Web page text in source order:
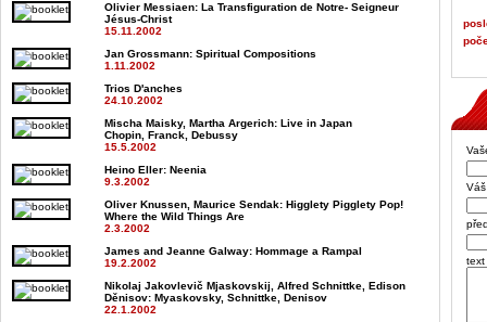
Olivier Messiaen: La Transfiguration de Notre- Seigneur
Jésus-Christ
15.11.2002
Jan Grossmann: Spiritual Compositions
1.11.2002
Trios D'anches
24.10.2002
Mischa Maisky, Martha Argerich: Live in Japan
Chopin, Franck, Debussy
15.5.2002
Heino Eller: Neenia
9.3.2002
Oliver Knussen, Maurice Sendak: Higglety Pigglety Pop!
Where the Wild Things Are
2.3.2002
James and Jeanne Galway: Hommage a Rampal
19.2.2002
Nikolaj Jakovlevič Mjaskovskij, Alfred Schnittke, Edison
Děnisov: Myaskovsky, Schnittke, Denisov
22.1.2002
text